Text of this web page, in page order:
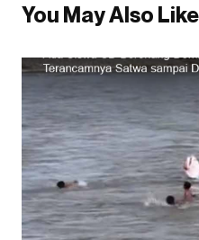
You May Also Like